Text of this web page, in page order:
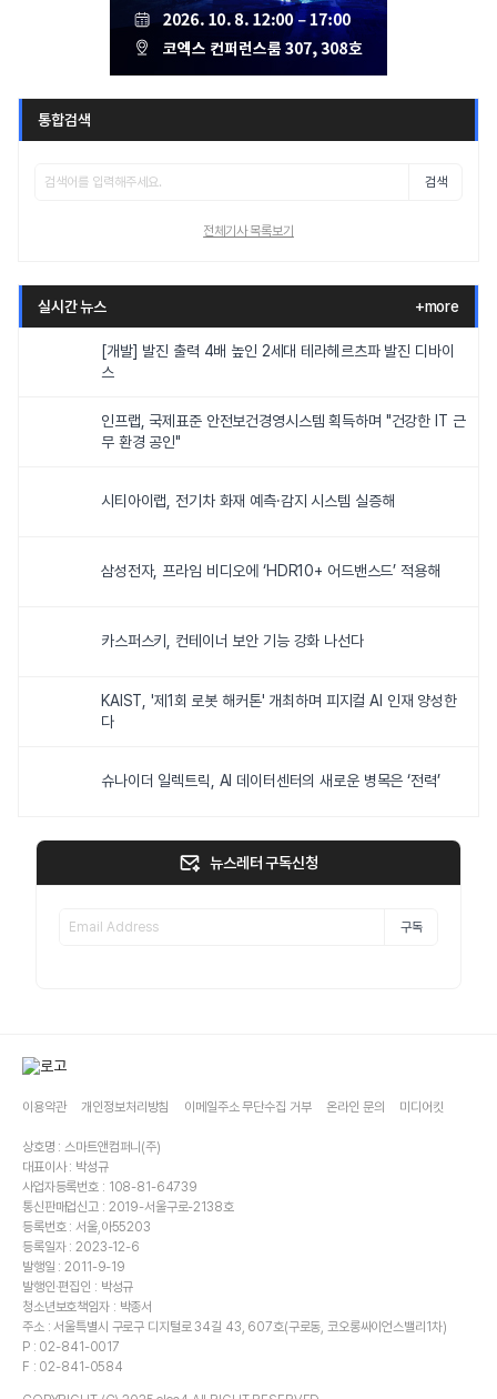
통합검색
검색
전체기사 목록보기
실시간 뉴스 +more
[개발] 발진 출력 4배 높인 2세대 테라헤르츠파 발진 디바이
스
인프랩, 국제표준 안전보건경영시스템 획득하며 "건강한 IT 근
무 환경 공인"
시티아이랩, 전기차 화재 예측·감지 시스템 실증해
삼성전자, 프라임 비디오에 ‘HDR10+ 어드밴스드’ 적용해
카스퍼스키, 컨테이너 보안 기능 강화 나선다
KAIST, '제1회 로봇 해커톤' 개최하며 피지컬 AI 인재 양성한
다
슈나이더 일렉트릭, AI 데이터센터의 새로운 병목은 ‘전력’
뉴스레터 구독신청
구독
이용약관 개인정보처리방침 이메일주소 무단수집 거부 온라인 문의 미디어킷
상호명 : 스마트앤컴퍼니(주)
대표이사 : 박성규
사업자등록번호 : 108-81-64739
통신판매업신고 : 2019-서울구로-2138호
등록번호 : 서울,아55203
등록일자 : 2023-12-6
발행일 : 2011-9-19
발행인·편집인 : 박성규
청소년보호책임자 : 박종서
주소 : 서울특별시 구로구 디지털로 34길 43, 607호(구로동, 코오롱싸이언스밸리1차)
P : 02-841-0017
F : 02-841-0584